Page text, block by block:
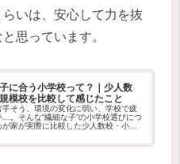
いは、安心して力を抜
思っています。
に合う小学校って？｜少人数
模校を比較して感じたこと
手そう、環境の変化に弱い、学校で疲
…。そんな“繊細な子”の小学校選びにつ
家が実際に比較した少人数校・小規